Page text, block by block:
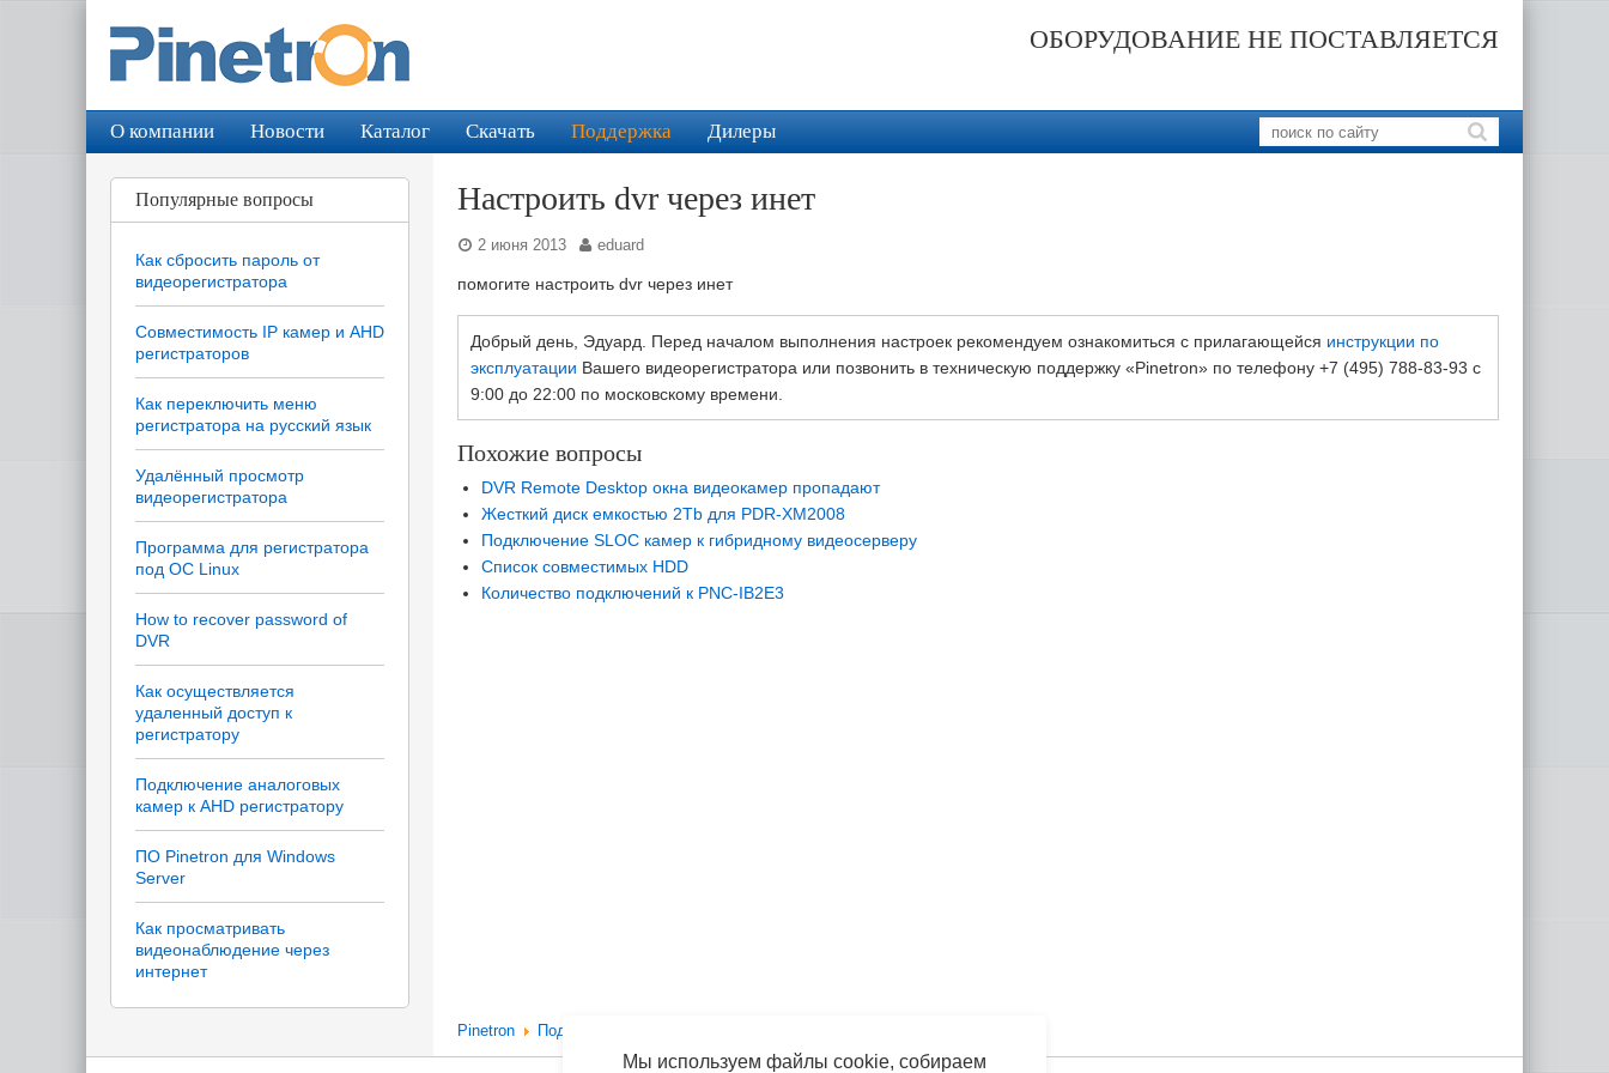
ОБОРУДОВАНИЕ НЕ ПОСТАВЛЯЕТСЯ
О компании Новости Каталог Скачать Поддержка Дилеры
Популярные вопросы
Как сбросить пароль от
видеорегистратора
Совместимость IP камер и AHD
регистраторов
Как переключить меню
регистратора на русский язык
Удалённый просмотр
видеорегистратора
Программа для регистратора
под ОС Linux
How to recover password of
DVR
Как осуществляется
удаленный доступ к
регистратору
Подключение аналоговых
камер к AHD регистратору
ПО Pinetron для Windows
Server
Как просматривать
видеонаблюдение через
интернет
Настроить dvr через инет
2 июня 2013 eduard
помогите настроить dvr через инет
Добрый день, Эдуард. Перед началом выполнения настроек рекомендуем ознакомиться с прилагающейся инструкции по
эксплуатации Вашего видеорегистратора или позвонить в техническую поддержку «Pinetron» по телефону +7 (495) 788-83-93 с
9:00 до 22:00 по московскому времени.
Похожие вопросы
DVR Remote Desktop окна видеокамер пропадают
Жесткий диск емкостью 2Tb для PDR-XM2008
Подключение SLOC камер к гибридному видеосерверу
Список совместимых HDD
Количество подключений к PNC-IB2E3
Pinetron Поддержка
Мы используем файлы cookie, собираем